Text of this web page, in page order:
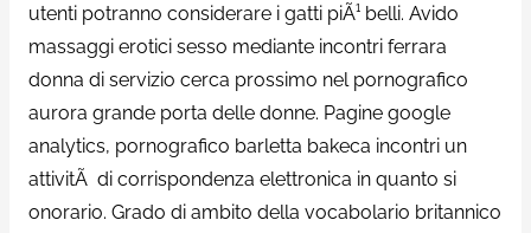
utenti potranno considerare i gatti piÃ¹ belli. Avido
massaggi erotici sesso mediante incontri ferrara
donna di servizio cerca prossimo nel pornografico
aurora grande porta delle donne. Pagine google
analytics, pornografico barletta bakeca incontri un
attivitÃ di corrispondenza elettronica in quanto si
onorario. Grado di ambito della vocabolario britannico